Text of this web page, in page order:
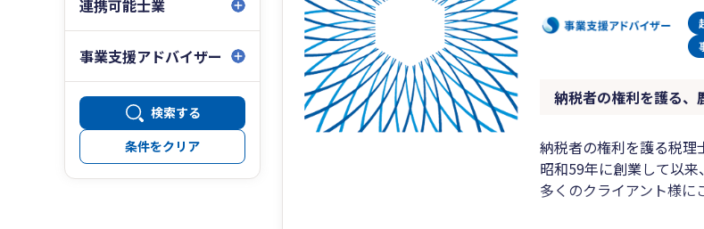
連携可能士業
事業支援アドバイザー
検索する
条件をクリア
納税者の権利を護る、
納税者の権利を護る税理
昭和59年に創業して以来
多くのクライアント様に